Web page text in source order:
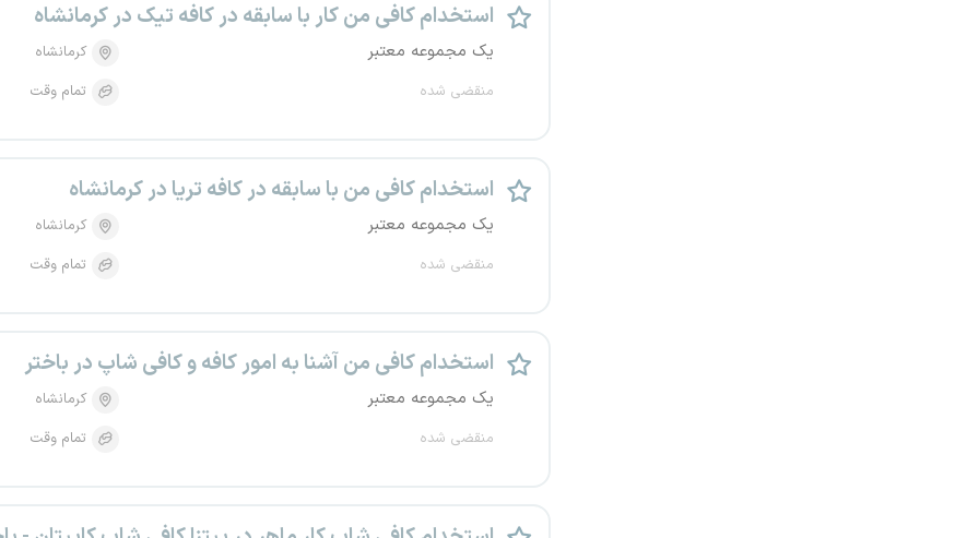
استخدام کافی من کار با سابقه در کافه تیک در کرمانشاه
یک مجموعه معتبر
منقضی شده
کرمانشاه
تمام وقت
استخدام کافی من با سابقه در کافه تریا در کرمانشاه
یک مجموعه معتبر
منقضی شده
کرمانشاه
تمام وقت
استخدام کافی من آشنا به امور کافه و کافی شاپ در باختر
یک مجموعه معتبر
منقضی شده
کرمانشاه
تمام وقت